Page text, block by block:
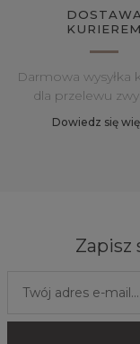
DOSTAWA
KURIEREM
Darmowa wysyłka
dla przelewu
Dowiedz się
Zapisz